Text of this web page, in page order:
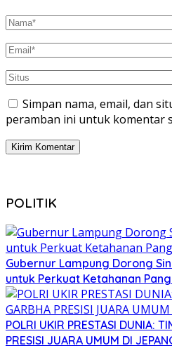
Simpan nama, email, dan
peramban ini untuk komentar
POLITIK
Gubernur Lampung Dorong
untuk Perkuat Ketahanan
POLRI UKIR PRESTASI DUNIA:
PRESISI JUARA UMUM DI